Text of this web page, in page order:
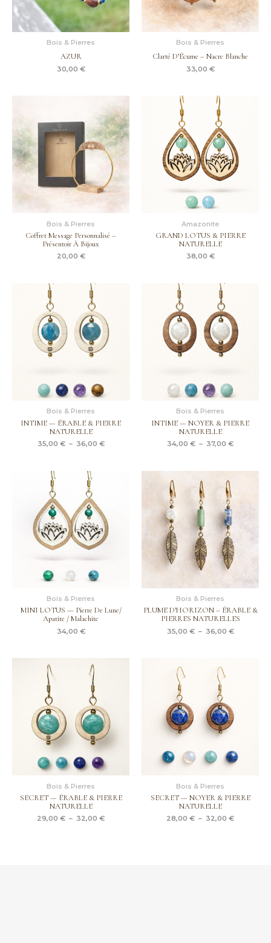
Bois & Pierres
AZUR
30,00 €
Bois & Pierres
Clarté D’Écume – Nacre Blanche
33,00 €
Bois & Pierres
Coffret Message Personnalisé –
Présentoir À Bijoux
20,00 €
Amazonite
GRAND LOTUS & PIERRE
NATURELLE
38,00 €
Bois & Pierres
INTIME — ÉRABLE & PIERRE
NATURELLE
35,00 € – 36,00 €
à
36,00 €
Bois & Pierres
INTIME — NOYER & PIERRE
NATURELLE
34,00 € – 37,00 €
à
37,00 €
Bois & Pierres
MINI LOTUS — Pierre De Lune/
Apatite / Malachite
34,00 €
Bois & Pierres
PLUME D’HORIZON – ÉRABLE &
PIERRES NATURELLES
35,00 € – 36,00 €
36,00 €
Bois & Pierres
SECRET — ÉRABLE & PIERRE
NATURELLE
29,00 € – 32,00 €
Bois & Pierres
SECRET — NOYER & PIERRE
NATURELLE
28,00 € – 32,00 €